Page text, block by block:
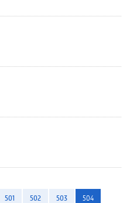
501 502 503
504